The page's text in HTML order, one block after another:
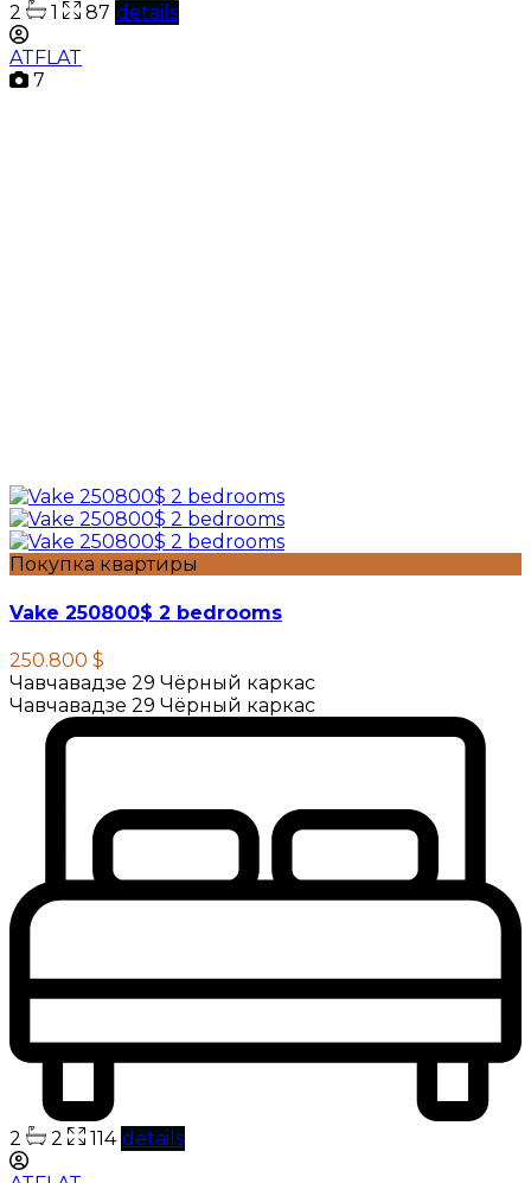
2 1 87 details
ATFLAT
7
Покупка квартиры
Vake 250800$ 2 bedrooms
250.800 $
Чавчавадзе 29 Чёрный каркас
Чавчавадзе 29 Чёрный каркас
2 2 114 details